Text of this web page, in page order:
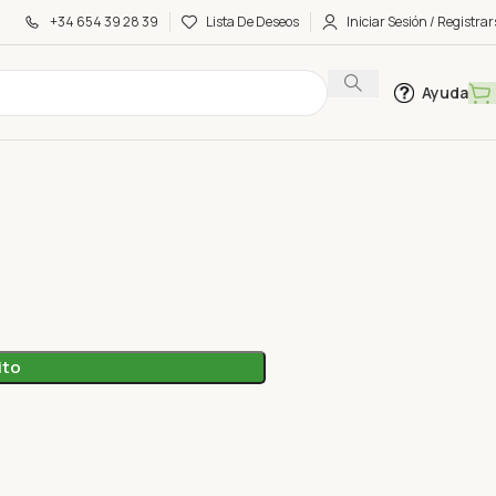
+34 654 39 28 39 Lista De Deseos Iniciar Sesión /
Ayuda